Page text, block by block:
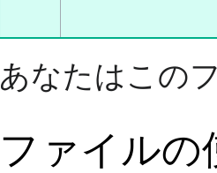
あなたはこの
ファイルの